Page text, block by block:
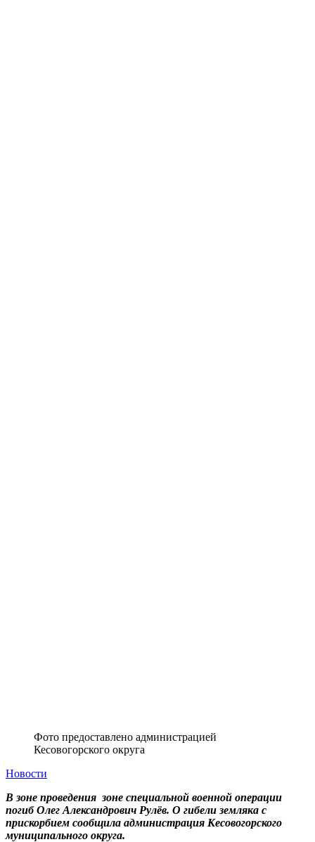
Фото предоставлено администрацией
Кесовогорского округа
Новости
В зоне проведения зоне специальной военной операции
погиб Олег Александрович Рулёв. О гибели земляка с
прискорбием сообщила администрация Кесовогорского
муниципального округа.